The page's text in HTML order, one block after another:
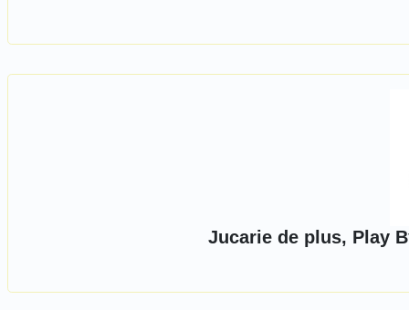
Jucarie de plus, Play